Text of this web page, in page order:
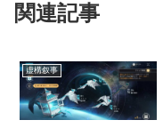
関連記事
虚構叙事